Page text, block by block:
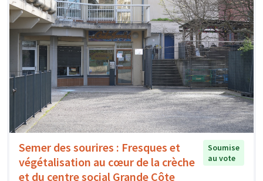
Semer des sourires : Fresques et
végétalisation au cœur de la crèche
et du centre social Grande Côte
Soumise
au vote